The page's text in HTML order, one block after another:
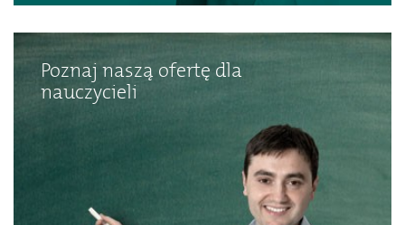
Poznaj naszą ofertę dla
nauczycieli